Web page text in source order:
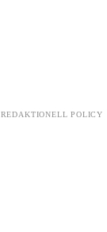
REDAKTIONELL POLICY